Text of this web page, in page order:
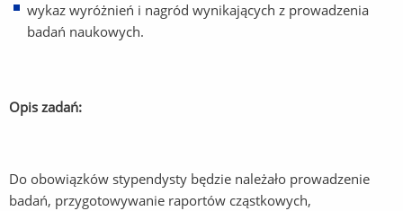
wykaz wyróżnień i nagród wynikających z prowadzenia
badań naukowych.
Opis zadań:
Do obowiązków stypendysty będzie należało prowadzenie
badań, przygotowywanie raportów cząstkowych,